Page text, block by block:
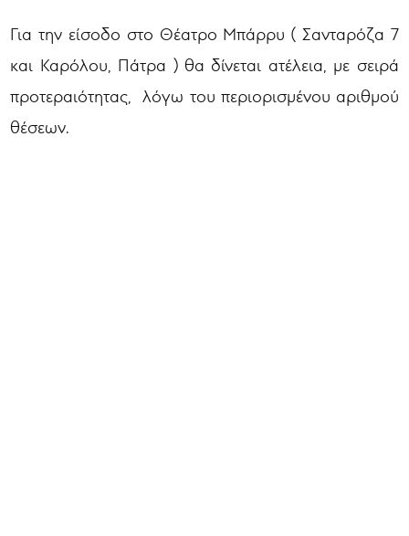
Για την είσοδο στο Θέατρο Μπάρρυ ( Σανταρόζα 7
και Καρόλου, Πάτρα ) θα δίνεται ατέλεια, με σειρά
προτεραιότητας, λόγω του περιορισμένου αριθμού
θέσεων.